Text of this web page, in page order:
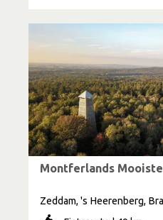
Montferlands Mooiste